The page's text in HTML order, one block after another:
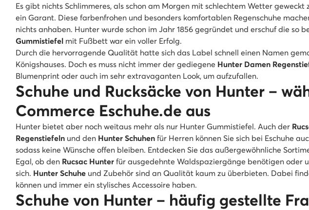
Es gibt nichts Schlimmeres, als schon am Morgen mit schlechtem Wetter
ein Garant. Diese farbenfrohen und besonders komfortablen Regenschuhe
nichts anhaben. Hunter wurde schon im Jahr 1856 gegründet und erschuf die
Gummistiefel mit Fußbett war ein voller Erfolg.
Durch die hervorragende Qualität hatte sich das Label schnell einen Namen
Königshauses. Doch es muss nicht immer der gediegene Hunter Damen
Blumenprint oder auch im sehr extravaganten Look, um aufzufallen.
Schuhe und Rucksäcke von Hunter –
Commerce Eschuhe.de aus
Hunter bietet aber noch weitaus mehr als nur Hunter Gummistiefel. Auch der
Regenstiefeln und den Hunter Schuhen für Herren können Sie sich bei Eschuhe
sodass keine Wünsche offen bleiben. Entdecken Sie das außergewöhnliche
Egal, ob den Rucsac Hunter für ausgedehnte Waldspaziergänge benötigen oder
sich. Hunter Schuhe und Zubehör sind an Qualität kaum zu überbieten. Dabei
können und immer ein stylisches Accessoire haben.
Schuhe von Hunter – häufig gestellte